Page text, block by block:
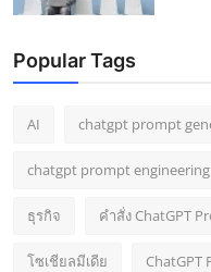
Popular Tags
AI chatgpt prompt
chatgpt prompt engineering
ธุรกิจ คำสั่ง ChatGPT
โซเชียลมีเดีย ChatGPT